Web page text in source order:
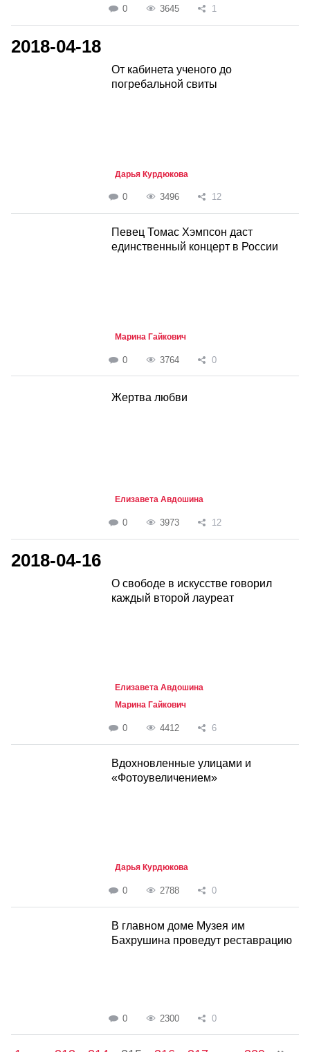
0 3645 1
2018-04-18
От кабинета ученого до
погребальной свиты
Дарья Курдюкова
0 3496 12
Певец Томас Хэмпсон даст
единственный концерт в России
Марина Гайкович
0 3764 0
Жертва любви
Елизавета Авдошина
0 3973 12
2018-04-16
О свободе в искусстве говорил
каждый второй лауреат
Елизавета Авдошина
Марина Гайкович
0 4412 6
Вдохновленные улицами и
«Фотоувеличением»
Дарья Курдюкова
0 2788 0
В главном доме Музея им
Бахрушина проведут реставрацию
0 2300 0